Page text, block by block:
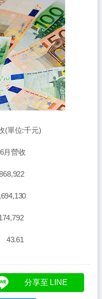
(單位:千元)
收
分享至 LINE